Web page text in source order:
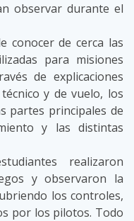
observar durante el
conocer de cerca las
para misiones
de explicaciones
y de vuelo, los
partes principales de
y las distintas
realizaron
y observaron la
los controles,
por los pilotos. Todo